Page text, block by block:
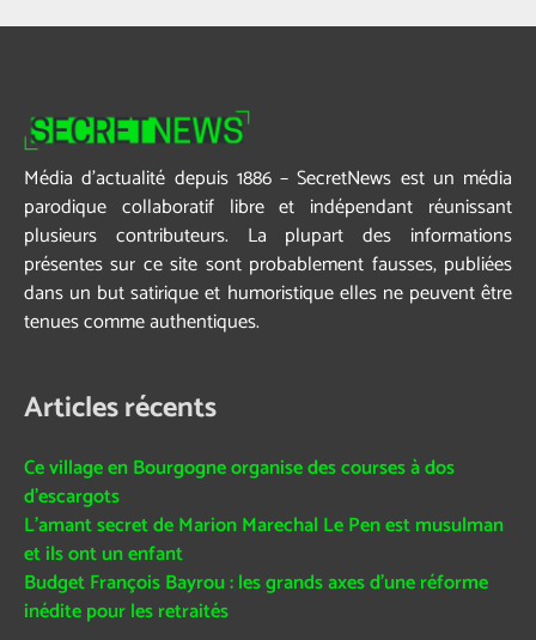
Média d’actualité depuis 1886 – SecretNews est un média
parodique collaboratif libre et indépendant réunissant
plusieurs contributeurs. La plupart des informations
présentes sur ce site sont probablement fausses, publiées
dans un but satirique et humoristique elles ne peuvent être
tenues comme authentiques.
Articles récents
Ce village en Bourgogne organise des courses à dos
d’escargots
L’amant secret de Marion Marechal Le Pen est musulman
et ils ont un enfant
Budget François Bayrou : les grands axes d’une réforme
inédite pour les retraités